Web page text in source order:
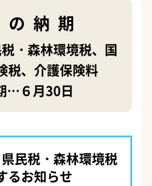
の納期
・森林環境税、国
税、介護保険料
…６月30日
民税・森林環境税
るお知らせ